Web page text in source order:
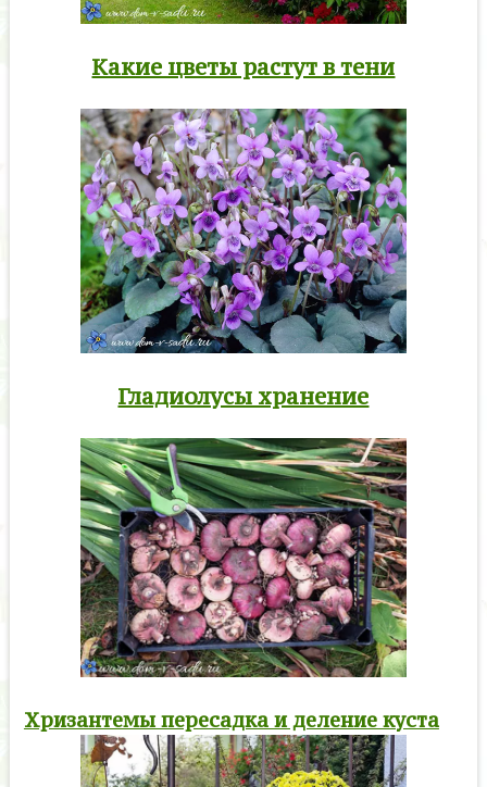
Какие цветы растут в тени
Гладиолусы хранение
Хризантемы пересадка и деление куста